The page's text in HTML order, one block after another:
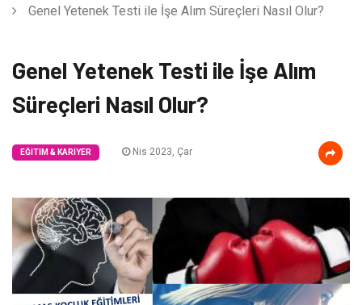
Genel Yetenek Testi ile İşe Alım Süreçleri Nasıl Olur?
Genel Yetenek Testi ile İşe Alım
Süreçleri Nasıl Olur?
EĞITIM & KARIYER Nis 2023, Çar